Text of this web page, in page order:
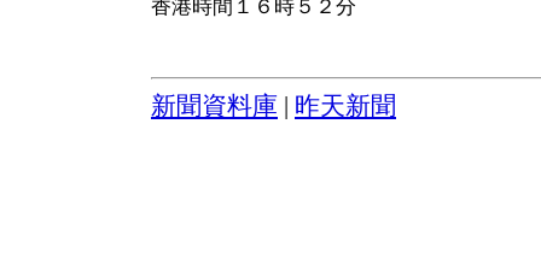
香港時間１６時５２分
新聞資料庫 昨天新聞